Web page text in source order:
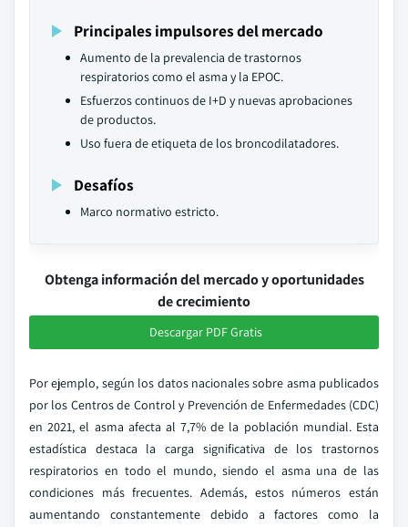
Principales impulsores del mercado
Aumento de la prevalencia de trastornos
respiratorios como el asma y la EPOC.
Esfuerzos continuos de I+D y nuevas aprobaciones
de productos.
Uso fuera de etiqueta de los broncodilatadores.
Desafíos
Marco normativo estricto.
Obtenga información del mercado y oportunidades
de crecimiento
Descargar PDF Gratis
Por ejemplo, según los datos nacionales sobre asma publicados
por los Centros de Control y Prevención de Enfermedades (CDC)
en 2021, el asma afecta al 7,7% de la población mundial. Esta
estadística destaca la carga significativa de los trastornos
respiratorios en todo el mundo, siendo el asma una de las
condiciones más frecuentes. Además, estos números están
aumentando constantemente debido a factores como la